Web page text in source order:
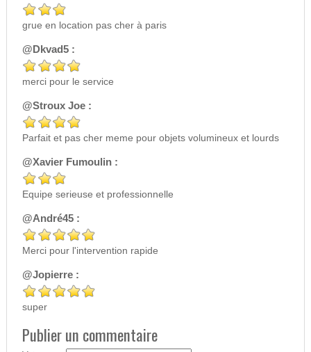
grue en location pas cher à paris
@Dkvad5 :
merci pour le service
@Stroux Joe :
Parfait et pas cher meme pour objets volumineux et lourds
@Xavier Fumoulin :
Equipe serieuse et professionnelle
@André45 :
Merci pour l'intervention rapide
@Jopierre :
super
Publier un commentaire